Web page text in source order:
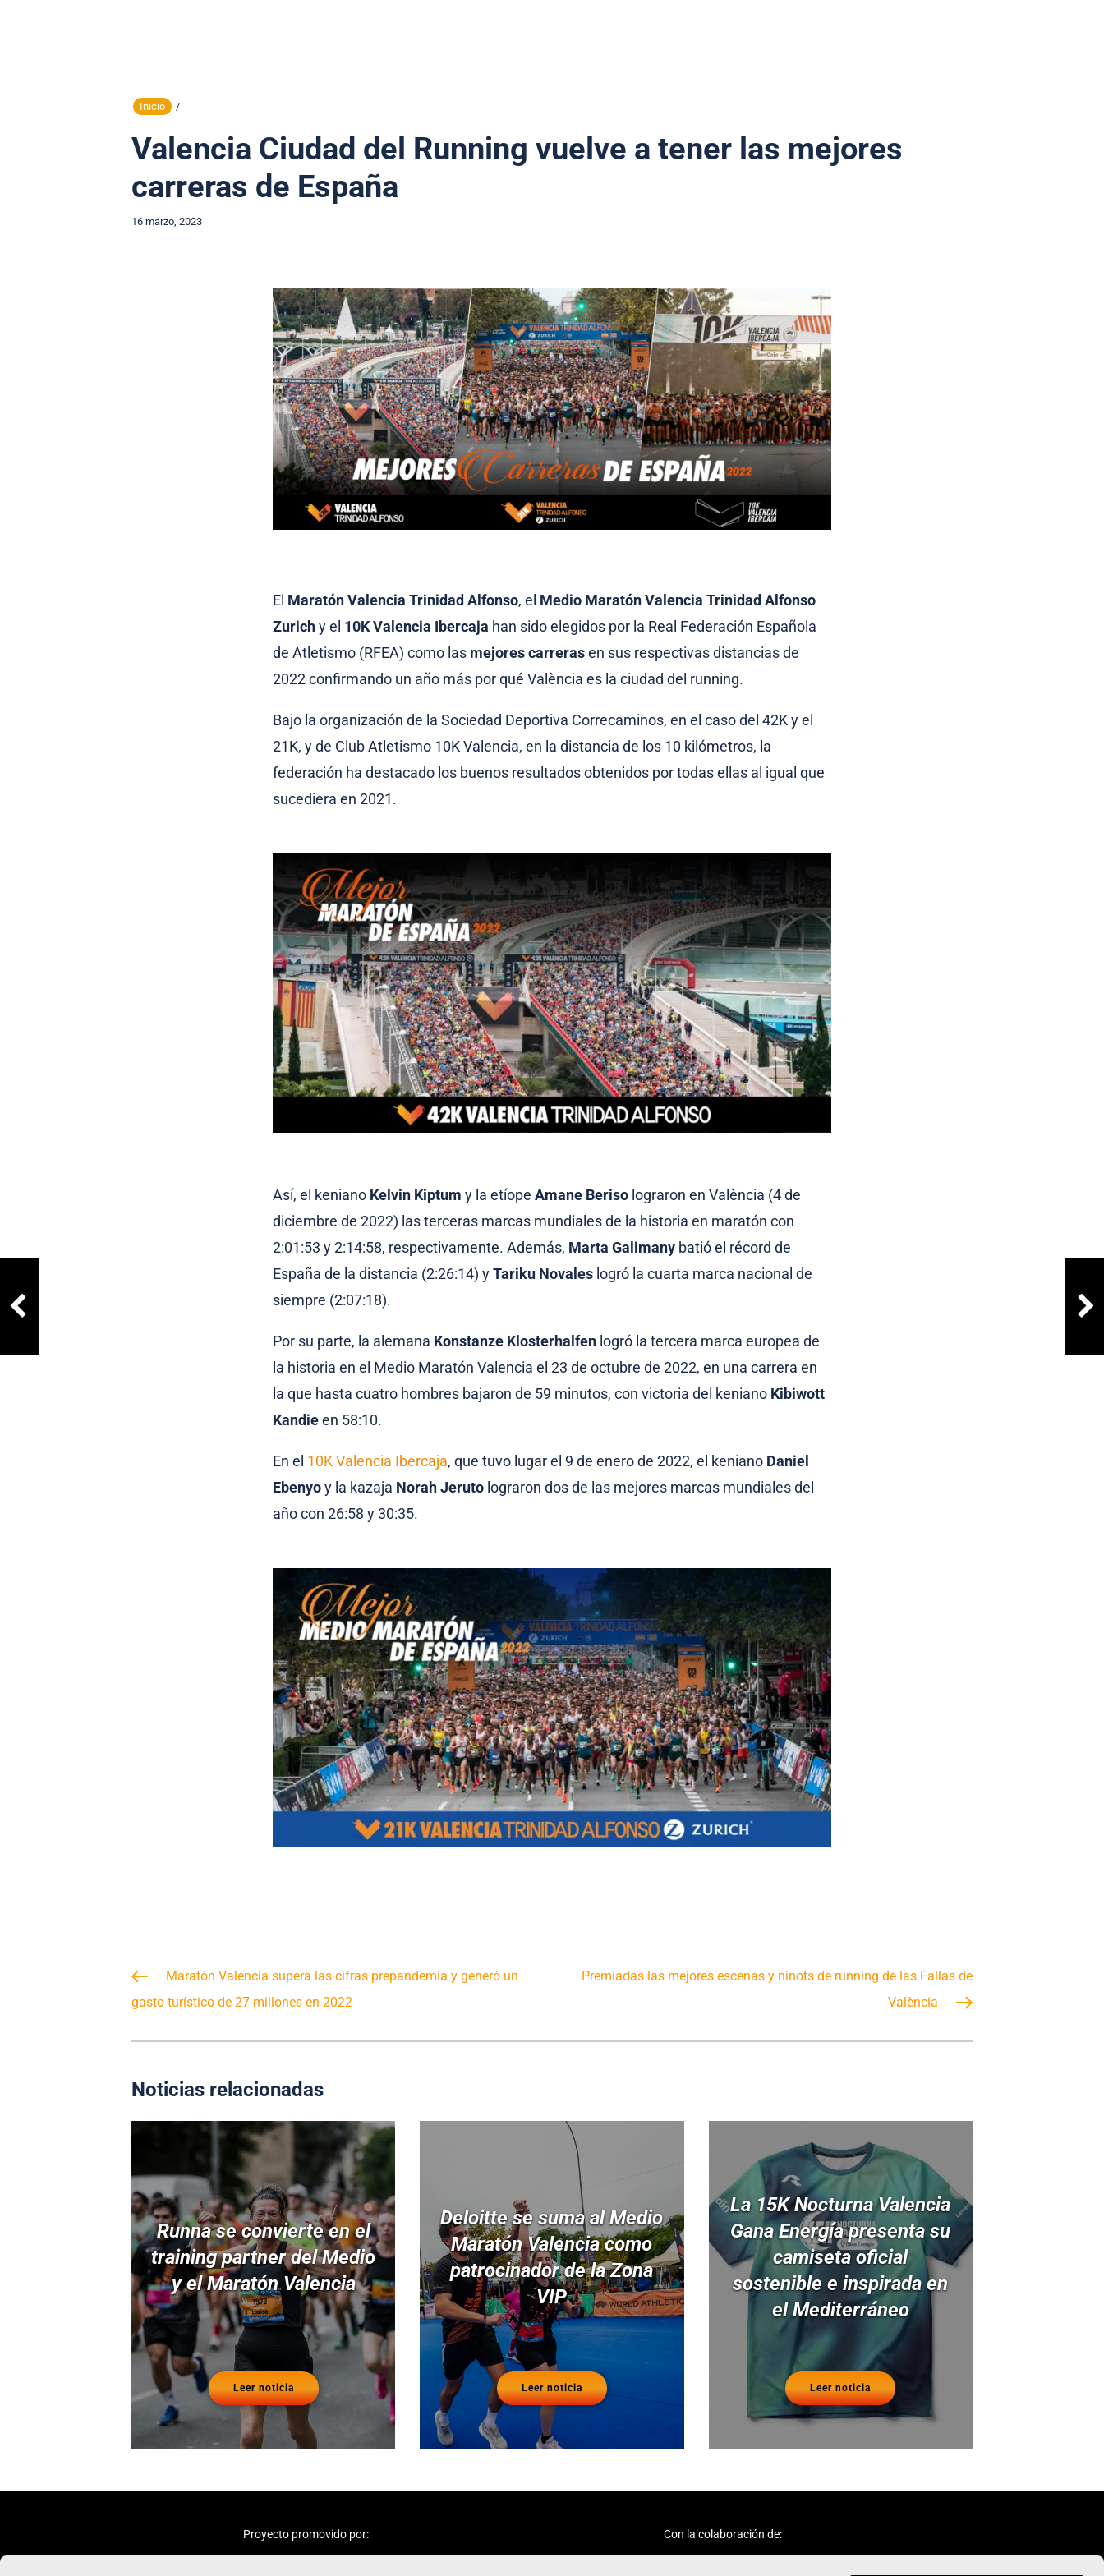
Inicio /
Valencia Ciudad del Running vuelve a tener las mejores
carreras de España
16 marzo, 2023
El Maratón Valencia Trinidad Alfonso, el Medio Maratón Valencia Trinidad Alfonso
Zurichy el 10K Valencia Ibercaja han sido elegidos por la Real Federación Española
de Atletismo (RFEA) como las mejores carrerasen sus respectivas distancias de
2022 confirmando un año más por qué València es la ciudad del running.
Bajo la organización de la Sociedad Deportiva Correcaminos, en el caso del 42K y el
21K, y de Club Atletismo 10K Valencia, en la distancia de los 10 kilómetros, la
federación ha destacado los buenos resultados obtenidos por todas ellas al igual que
sucediera en 2021.
Así, el keniano Kelvin Kiptum y la etíope Amane Beriso lograron en València (4 de
diciembre de 2022) las terceras marcas mundiales de la historia en maratón con
2:01:53 y 2:14:58, respectivamente. Además, Marta Galimany batió el récord de
España de la distancia (2:26:14) yTariku Novales logró la cuarta marca nacional de
siempre (2:07:18).
Por su parte, la alemana Konstanze Klosterhalfen logró la tercera marca europea de
la historia en el Medio Maratón Valencia el 23 de octubre de 2022, en una carrera en
la que hasta cuatro hombres bajaron de 59 minutos, con victoria del keniano Kibiwott
Kandieen 58:10.
En el 10K Valencia Ibercaja, que tuvo lugar el 9 de enero de 2022, el keniano Daniel
Ebenyoy la kazaja Norah Jeruto lograron dos de las mejores marcas mundiales del
año con 26:58 y 30:35.
Maratón Valencia supera las cifras prepandemia y generó un
gasto turístico de 27 millones en 2022
Premiadas las mejores escenas y ninots de running de las Fallas de
València
Noticias relacionadas
Runna se convierte en el
training partner del Medio
y el Maratón Valencia
Leer noticia
Deloitte se suma al Medio
Maratón Valencia como
patrocinador de la Zona
VIP
Leer noticia
La 15K Nocturna Valencia
Gana Energía presenta su
camiseta oficial
sostenible e inspirada en
el Mediterráneo
Leer noticia
Proyecto promovido por: Con la colaboración de: